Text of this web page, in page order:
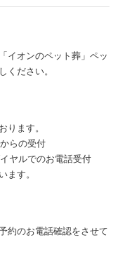
イオンのペット葬」ペッ
ください。
ります。
らの受付
ヤルでのお電話受付
ます。
約のお電話確認をさせて